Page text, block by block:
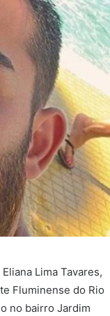
Lima Tavares,
Fluminense do Rio
no bairro Jardim